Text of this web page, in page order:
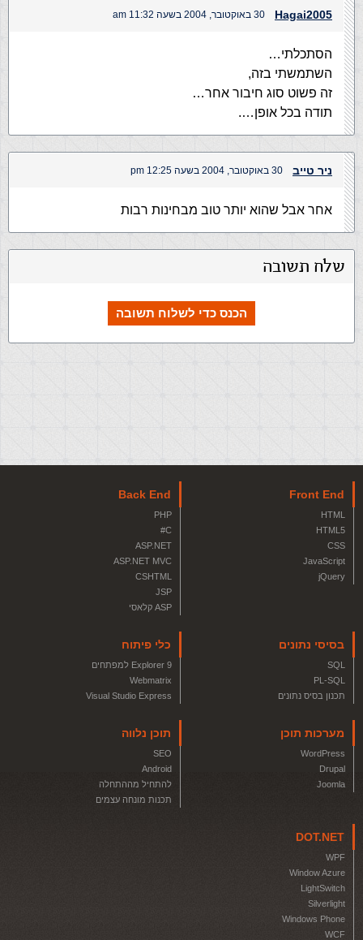
Hagai2005 30 באוקטובר, 2004 בשעה 11:32 am
הסתכלתי…
השתמשתי בזה,
זה פשוט סוג חיבור אחר…
תודה בכל אופן….
ניר טייב 30 באוקטובר, 2004 בשעה 12:25 pm
אחר אבל שהוא יותר טוב מבחינות רבות
שלח תשובה
הכנס כדי לשלוח תשובה
Front End
HTML
HTML5
CSS
JavaScript
jQuery
Back End
PHP
C#
ASP.NET
ASP.NET MVC
CSHTML
JSP
ASP קלאסי
בסיסי נתונים
SQL
PL-SQL
תכנון בסיס נתונים
כלי פיתוח
Explorer 9 למפתחים
Webmatrix
Visual Studio Express
מערכות תוכן
WordPress
Drupal
Joomla
תוכן נלווה
SEO
Android
להתחיל מההתחלה
תכנות מונחה עצמים
DOT.NET
WPF
Window Azure
LightSwitch
Silverlight
Windows Phone
WCF